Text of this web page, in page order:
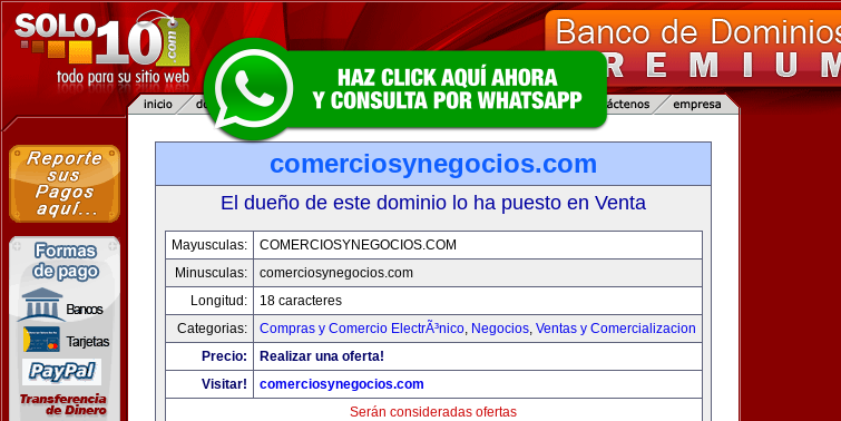
comerciosynegocios.com
El dueño de este dominio lo ha puesto en Venta
Mayusculas:
COMERCIOSYNEGOCIOS.COM
Minusculas:
comerciosynegocios.com
Longitud:
18 caracteres
Categorias:
Compras y Comercio ElectrÃ³nico, Negocios, Ventas y Comercializacion
Precio:
Realizar una oferta!
Visitar!
comerciosynegocios.com
Serán consideradas ofertas